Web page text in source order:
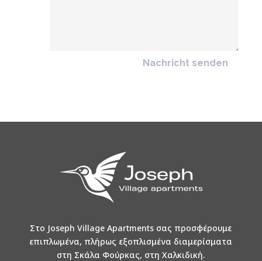
Nachricht senden
Στο Joseph Village Apartments σας προσφέρουμε
επιπλωμένα, πλήρως εξοπλισμένα διαμερίσματα
στη Σκάλα Φούρκας, στη Χαλκιδική.